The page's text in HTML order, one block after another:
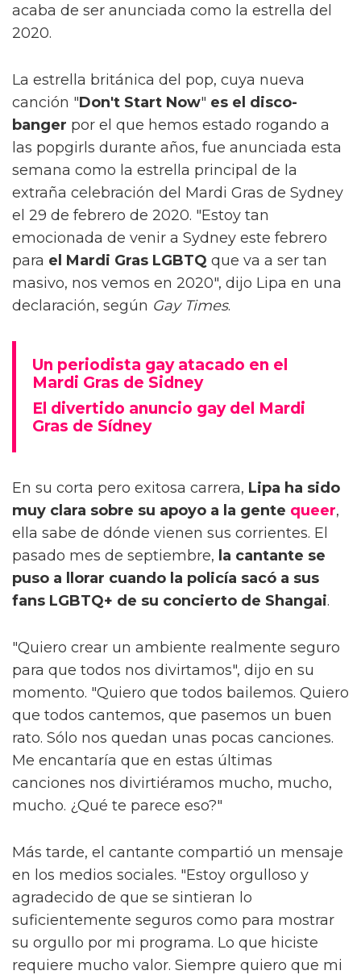
acaba de ser anunciada como la estrella del
2020.
La estrella británica del pop, cuya nueva
canción "Don't Start Now" es el disco-
banger por el que hemos estado rogando a
las popgirls durante años, fue anunciada esta
semana como la estrella principal de la
extraña celebración del Mardi Gras de Sydney
el 29 de febrero de 2020. "Estoy tan
emocionada de venir a Sydney este febrero
para el Mardi Gras LGBTQ que va a ser tan
masivo, nos vemos en 2020", dijo Lipa en una
declaración, según Gay Times.
Un periodista gay atacado en el
Mardi Gras de Sidney
El divertido anuncio gay del Mardi
Gras de Sídney
En su corta pero exitosa carrera, Lipa ha sido
muy clara sobre su apoyo a la gente queer,
ella sabe de dónde vienen sus corrientes. El
pasado mes de septiembre, la cantante se
puso a llorar cuando la policía sacó a sus
fans LGBTQ+ de su concierto de Shangai.
"Quiero crear un ambiente realmente seguro
para que todos nos divirtamos", dijo en su
momento. "Quiero que todos bailemos. Quiero
que todos cantemos, que pasemos un buen
rato. Sólo nos quedan unas pocas canciones.
Me encantaría que en estas últimas
canciones nos divirtiéramos mucho, mucho,
mucho. ¿Qué te parece eso?"
Más tarde, el cantante compartió un mensaje
en los medios sociales. "Estoy orgulloso y
agradecido de que se sintieran lo
suficientemente seguros como para mostrar
su orgullo por mi programa. Lo que hiciste
requiere mucho valor. Siempre quiero que mi